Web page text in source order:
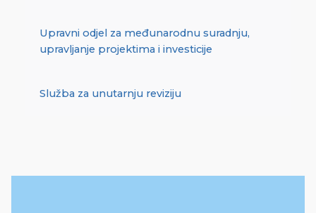
Upravni odjel za međunarodnu suradnju,
upravljanje projektima i investicije
Služba za unutarnju reviziju